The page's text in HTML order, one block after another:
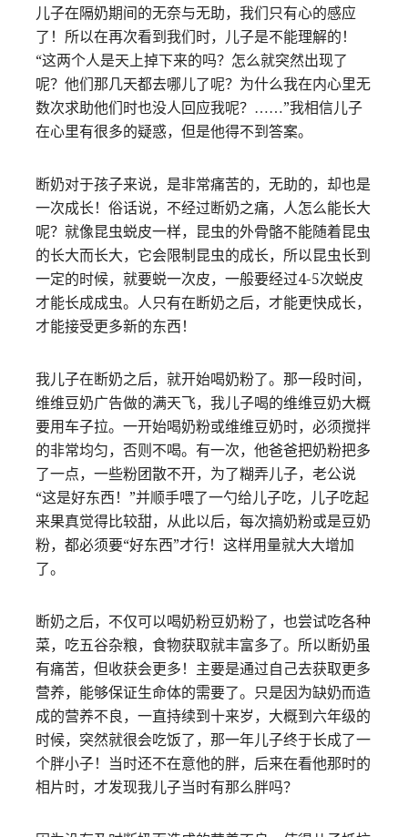
儿子在隔奶期间的无奈与无助，我们只有心的感应
了！所以在再次看到我们时，儿子是不能理解的！
“这两个人是天上掉下来的吗？怎么就突然出现了
呢？他们那几天都去哪儿了呢？为什么我在内心里无
数次求助他们时也没人回应我呢？……”我相信儿子
在心里有很多的疑惑，但是他得不到答案。
断奶对于孩子来说，是非常痛苦的，无助的，却也是
一次成长！俗话说，不经过断奶之痛，人怎么能长大
呢？就像昆虫蜕皮一样，昆虫的外骨骼不能随着昆虫
的长大而长大，它会限制昆虫的成长，所以昆虫长到
一定的时候，就要蜕一次皮，一般要经过4-5次蜕皮
才能长成成虫。人只有在断奶之后，才能更快成长，
才能接受更多新的东西！
我儿子在断奶之后，就开始喝奶粉了。那一段时间，
维维豆奶广告做的满天飞，我儿子喝的维维豆奶大概
要用车子拉。一开始喝奶粉或维维豆奶时，必须搅拌
的非常均匀，否则不喝。有一次，他爸爸把奶粉把多
了一点，一些粉团散不开，为了糊弄儿子，老公说
“这是好东西！”并顺手喂了一勺给儿子吃，儿子吃起
来果真觉得比较甜，从此以后，每次搞奶粉或是豆奶
粉，都必须要“好东西”才行！这样用量就大大增加
了。
断奶之后，不仅可以喝奶粉豆奶粉了，也尝试吃各种
菜，吃五谷杂粮，食物获取就丰富多了。所以断奶虽
有痛苦，但收获会更多！主要是通过自己去获取更多
营养，能够保证生命体的需要了。只是因为缺奶而造
成的营养不良，一直持续到十来岁，大概到六年级的
时候，突然就很会吃饭了，那一年儿子终于长成了一
个胖小子！当时还不在意他的胖，后来在看他那时的
相片时，才发现我儿子当时有那么胖吗？